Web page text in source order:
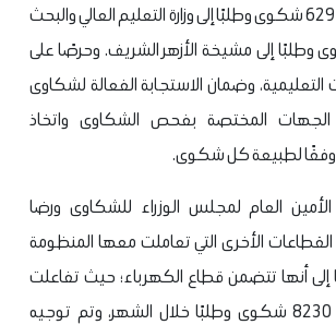
بالإضافة إلى توجيه 629 شكوى وطلبًا إلى وزارة التعليم العالي والبحث
و247 شكوى وطلبًا إلى مشيخة الأزهر الشريف. وحرصًا على
التعليمية، وضمان الاستجابة الفعالة لشكاوى
الجهات المختصة بفحص الشكاوى واتخاذ
وفقًا لطبيعة كل شكوى.
العام لمجلس الوزراء للشكاوى ورضا
الأخرى التي تعاملت معها المنظومة
إلى أنها تتضمن قطاع الكهرباء؛ حيث تفاعلت
المنظومة مع نحو 8230 شكوى وطلبًا خلال الشهر، وتم توجيه